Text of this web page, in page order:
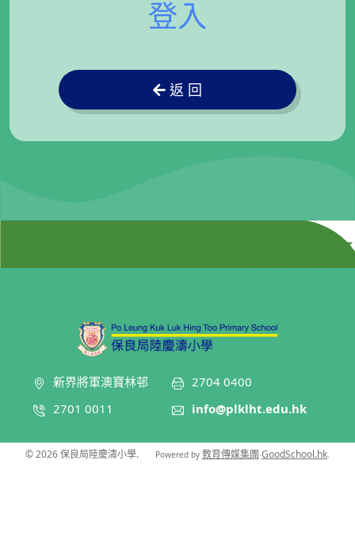
登入
返 回
新界將軍澳寶林邨
2701 0011
2704 0400
info@plklht.edu.hk
© 2026保良局陸慶濤小學. Powered by 教育傳媒集團‧GoodSchool.hk.